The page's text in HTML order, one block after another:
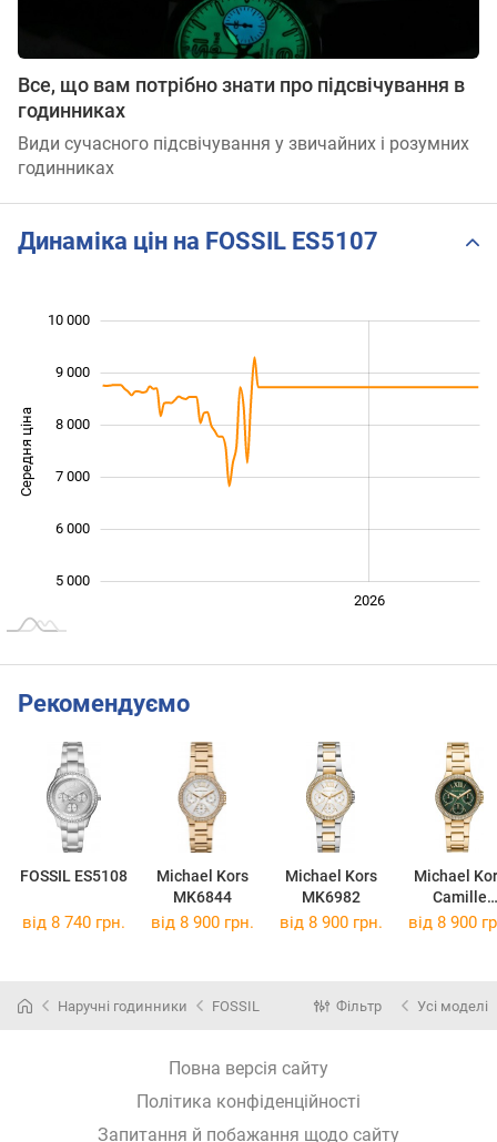
Все, що вам потрібно знати про підсвічування в
годинниках
Види сучасного підсвічування у звичайних і розумних
годинниках
Динаміка цін на FOSSIL ES5107
Середня ціна
5 000
6 000
7 000
8 000
9 000
10 000
2026
Рекомендуємо
FOSSIL ES5108
Michael Kors
MK6844
Michael Kors
MK6982
Michael
Camille
MK6981
від 8 740 грн. від 8 900 грн. від 8 900 грн. від 8 900
Наручні годинники FOSSIL Фільтр Усі моделі
Повна версія сайту
Політика конфіденційності
Запитання й побажання щодо сайту